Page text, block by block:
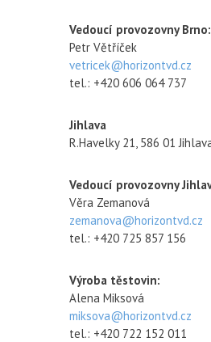
Vedoucí provozovny Brno:
Petr Větříček
vetricek@horizontvd.cz
tel.: +420 606 064 737
Jihlava
R.Havelky 21, 586 01
Vedoucí provozovny
Věra Zemanová
zemanova@horizontvd.cz
tel.: +420 725 857 156
Výroba těstovin:
Alena Miksová
miksova@horizontvd.cz
tel.: +420 722 152 011